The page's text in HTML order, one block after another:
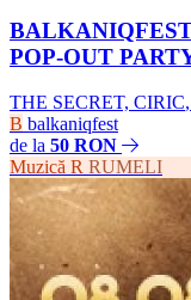
POP-OUT
THE SECRET, CIRIC,
B balkaniqfest
de la 50 RON
Muzică R RUMELI